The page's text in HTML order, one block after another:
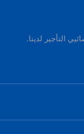
التأجير لدينا.